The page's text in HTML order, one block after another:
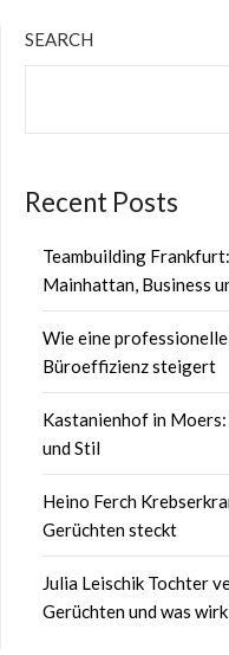
SEARCH
Recent Posts
Teambuilding
Mainhattan, Business
Wie eine
Büroeffizienz steigert
Kastanienhof in
und Stil
Heino Ferch
Gerüchten steckt
Julia Leischik Tochter
Gerüchten und was